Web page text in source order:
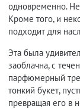
одновременно.
Кроме того, и
подходит для
Эта была
заоблачна, с
парфюмерный
тонкий букет,
превращая его в